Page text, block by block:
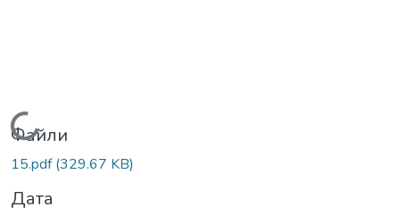
Вантажиться...
Файли
15.pdf(329.67 KB)
Дата